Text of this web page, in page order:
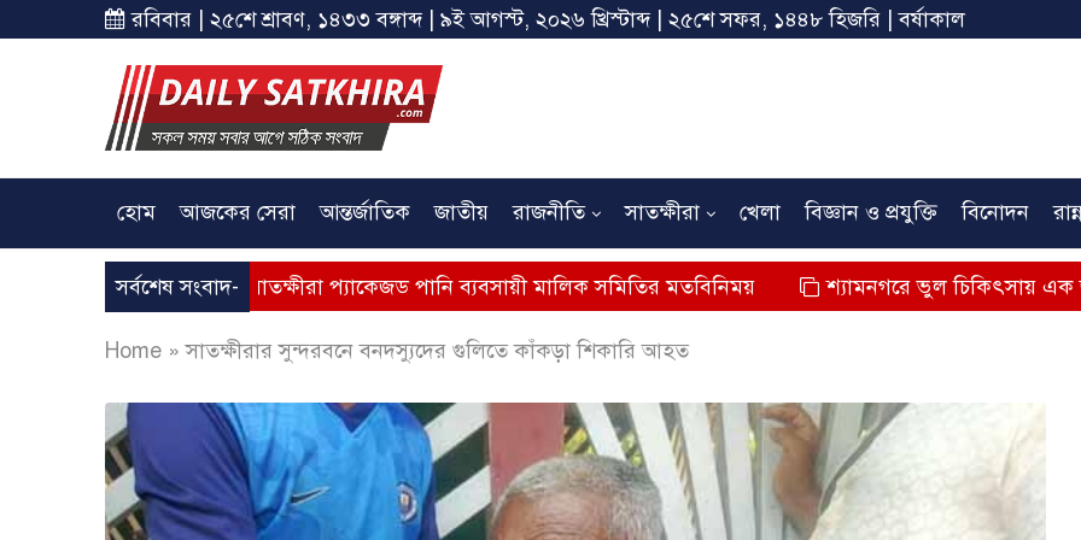
রবিবার | ২৫শে শ্রাবণ, ১৪৩৩ বঙ্গাব্দ | ৯ই আগস্ট, ২০২৬ খ্রিস্টাব্দ | ২৫শে সফর, ১৪৪৮ হিজরি | বর্ষাকাল
হোম আজকের সেরা আন্তর্জাতিক জাতীয় রাজনীতি সাতক্ষীরা খেলা বিজ্ঞান ও প্রযুক্তি বিনোদন
সর্বশেষ সংবাদ-
সাথে সাতক্ষীরা প্যাকেজড পানি ব্যবসায়ী মালিক সমিতির মতবিনিময় শ্যামনগরে ভুল চিকিৎসায় এক জনের মৃত্যুর
Home »সাতক্ষীরার সুন্দরবনে বনদস্যুদের গুলিতে কাঁকড়া শিকারি আহত